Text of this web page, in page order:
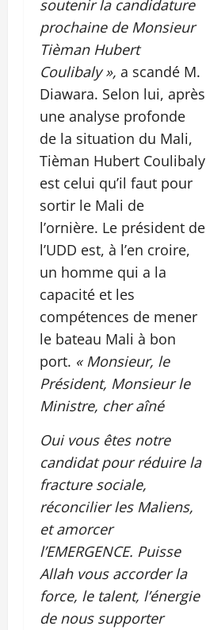
soutenir la candidature
prochaine de Monsieur
Tièman Hubert
Coulibaly », a scandé M.
Diawara. Selon lui, après
une analyse profonde
de la situation du Mali,
Tièman Hubert Coulibaly
est celui qu’il faut pour
sortir le Mali de
l’ornière. Le président de
l’UDD est, à l’en croire,
un homme qui a la
capacité et les
compétences de mener
le bateau Mali à bon
port. « Monsieur, le
Président, Monsieur le
Ministre, cher aîné
Oui vous êtes notre
candidat pour réduire la
fracture sociale,
réconcilier les Maliens,
et amorcer
l’EMERGENCE. Puisse
Allah vous accorder la
force, le talent, l’énergie
de nous supporter